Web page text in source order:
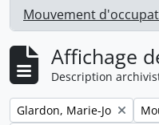
Mouvement
, 1 résultats
Affichage
Description
Remove filter:
Glardon, Marie-Jo